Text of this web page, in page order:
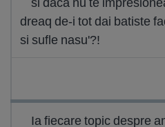
dreaq de-i tot dai batiste
si sufle nasu'?!
Ia fiecare topic despre